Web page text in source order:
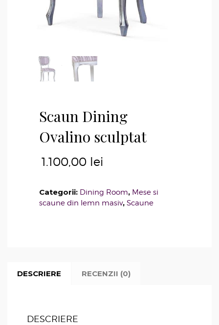
Scaun Dining
Ovalino sculptat
1.100,00 lei
Categorii: Dining Room, Mese si
scaune din lemn masiv, Scaune
DESCRIERE RECENZII (0)
DESCRIERE